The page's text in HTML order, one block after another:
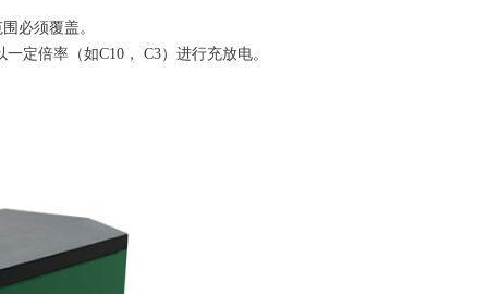
必须覆盖。
定倍率（如C10， C3）进行充放电。